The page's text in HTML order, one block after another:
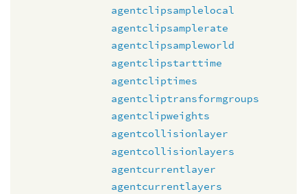
agentclipsamplelocal
agentclipsamplerate
agentclipsampleworld
agentclipstarttime
agentcliptimes
agentcliptransformgroups
agentclipweights
agentcollisionlayer
agentcollisionlayers
agentcurrentlayer
agentcurrentlayers